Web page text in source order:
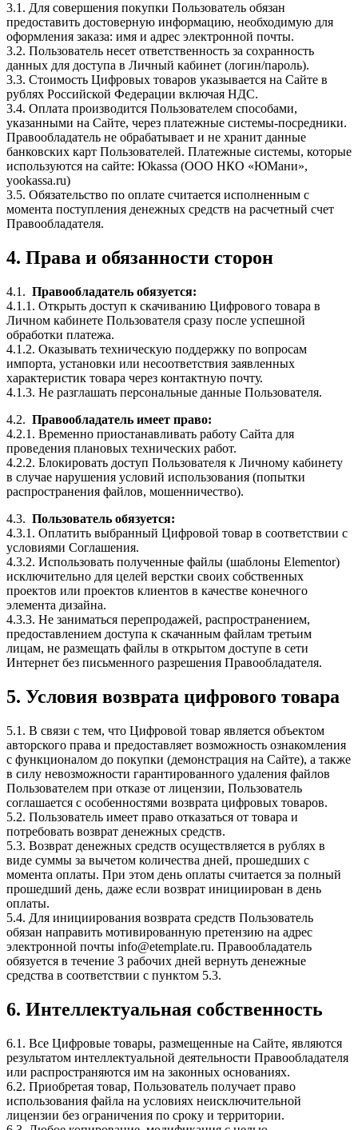
3.1. Для совершения покупки Пользователь обязан
предоставить достоверную информацию, необходимую для
оформления заказа: имя и адрес электронной почты.
3.2. Пользователь несет ответственность за сохранность
данных для доступа в Личный кабинет (логин/пароль).
3.3. Стоимость Цифровых товаров указывается на Сайте в
рублях Российской Федерации включая НДС.
3.4. Оплата производится Пользователем способами,
указанными на Сайте, через платежные системы-посредники.
Правообладатель не обрабатывает и не хранит данные
банковских карт Пользователей. Платежные системы, которые
используются на сайте: Юkassa (ООО НКО «ЮМани»,
yookassa.ru)
3.5. Обязательство по оплате считается исполненным с
момента поступления денежных средств на расчетный счет
Правообладателя.
4. Права и обязанности сторон
4.1. Правообладатель обязуется:
4.1.1. Открыть доступ к скачиванию Цифрового товара в
Личном кабинете Пользователя сразу после успешной
обработки платежа.
4.1.2. Оказывать техническую поддержку по вопросам
импорта, установки или несоответствия заявленных
характеристик товара через контактную почту.
4.1.3. Не разглашать персональные данные Пользователя.
4.2. Правообладатель имеет право:
4.2.1. Временно приостанавливать работу Сайта для
проведения плановых технических работ.
4.2.2. Блокировать доступ Пользователя к Личному кабинету
в случае нарушения условий использования (попытки
распространения файлов, мошенничество).
4.3. Пользователь обязуется:
4.3.1. Оплатить выбранный Цифровой товар в соответствии с
условиями Соглашения.
4.3.2. Использовать полученные файлы (шаблоны Elementor)
исключительно для целей верстки своих собственных
проектов или проектов клиентов в качестве конечного
элемента дизайна.
4.3.3. Не заниматься перепродажей, распространением,
предоставлением доступа к скачанным файлам третьим
лицам, не размещать файлы в открытом доступе в сети
Интернет без письменного разрешения Правообладателя.
5. Условия возврата цифрового товара
5.1. В связи с тем, что Цифровой товар является объектом
авторского права и предоставляет возможность ознакомления
с функционалом до покупки (демонстрация на Сайте), а также
в силу невозможности гарантированного удаления файлов
Пользователем при отказе от лицензии, Пользователь
соглашается с особенностями возврата цифровых товаров.
5.2. Пользователь имеет право отказаться от товара и
потребовать возврат денежных средств.
5.3. Возврат денежных средств осуществляется в рублях в
виде суммы за вычетом количества дней, прошедших с
момента оплаты. При этом день оплаты считается за полный
прошедший день, даже если возврат инициирован в день
оплаты.
5.4. Для инициирования возврата средств Пользователь
обязан направить мотивированную претензию на адрес
электронной почты info@etemplate.ru. Правообладатель
обязуется в течение 3 рабочих дней вернуть денежные
средства в соответствии с пунктом 5.3.
6. Интеллектуальная собственность
6.1. Все Цифровые товары, размещенные на Сайте, являются
результатом интеллектуальной деятельности Правообладателя
или распространяются им на законных основаниях.
6.2. Приобретая товар, Пользователь получает право
использования файла на условиях неисключительной
лицензии без ограничения по сроку и территории.